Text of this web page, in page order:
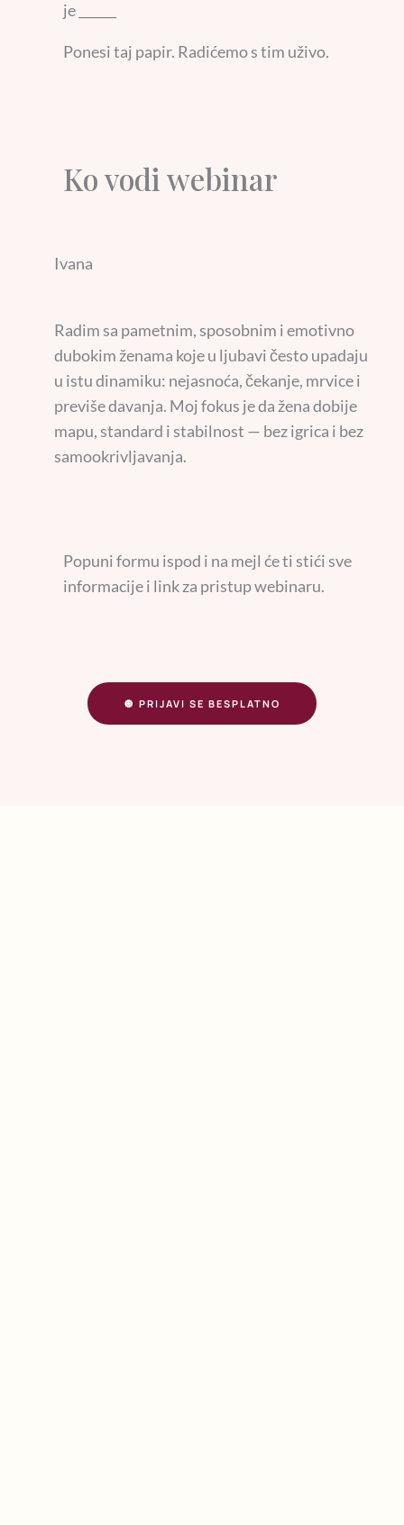
je ______
Ponesi taj papir. Radićemo s tim uživo.
Ko vodi webinar
Ivana
Radim sa pametnim, sposobnim i emotivno
dubokim ženama koje u ljubavi često upadaju
u istu dinamiku: nejasnoća, čekanje, mrvice i
previše davanja. Moj fokus je da žena dobije
mapu, standard i stabilnost — bez igrica i bez
samookrivljavanja.
Popuni formu ispod i na mejl će ti stići sve
informacije i link za pristup webinaru.
🔘 PRIJAVI SE BESPLATNO